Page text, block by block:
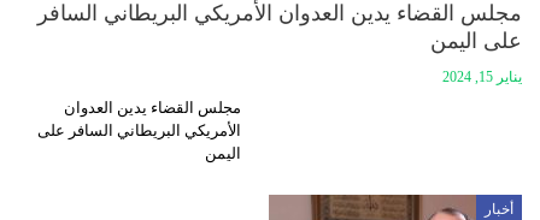
مجلس القضاء يدين العدوان الأمريكي البريطاني السافر
على اليمن
يناير 15, 2024
مجلس القضاء يدين العدوان
الأمريكي البريطاني السافر على
اليمن
أخبار